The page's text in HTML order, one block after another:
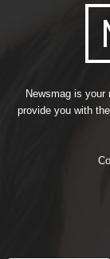
Newsmag is your
provide you with